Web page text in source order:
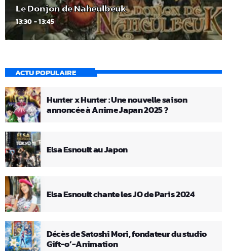
Le Donjon de Naheulbeuk
13:30 - 13:45
ACTU POPULAIRE
Hunter x Hunter : Une nouvelle saison
annoncée à Anime Japan 2025 ?
Elsa Esnoult au Japon
Elsa Esnoult chante les JO de Paris 2024
Décès de Satoshi Mori, fondateur du studio
Gift-o’-Animation